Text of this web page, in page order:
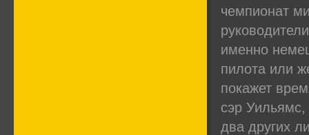
чемпионат
именно
пилота или
покажет
сэр Уильямс,
два других